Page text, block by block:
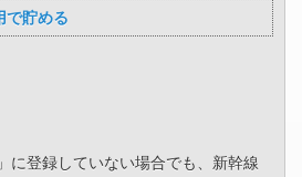
で貯める
に登録していない場合でも、新幹線